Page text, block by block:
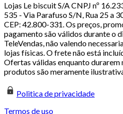
Lojas Le biscuit S/A CNPJ nº
535 - Via Parafuso S/N, Rua 25 a
CEP: 42.800-331. Os preços,
pagamento são válidos durante o
TeleVendas, não valendo
lojas físicas. O frete não está
Ofertas válidas enquanto durarem
produtos são meramente
Politica de privacidade
Termos de uso